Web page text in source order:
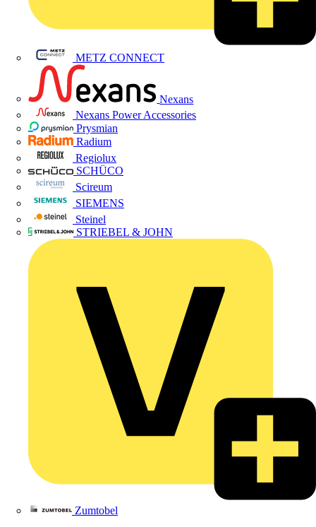
METZ CONNECT
Nexans
Nexans Power Accessories
Prysmian
Radium
Regiolux
SCHÜCO
Scireum
SIEMENS
Steinel
STRIEBEL & JOHN
Zumtobel